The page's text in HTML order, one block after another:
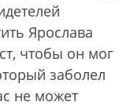
Ярослава
чтобы он мог
заболел
не может